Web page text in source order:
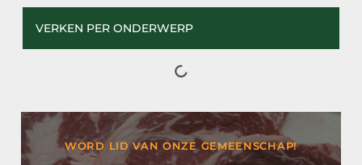
VERKEN PER ONDERWERP
WORD LID VAN ONZE GEMEENSCHAP!